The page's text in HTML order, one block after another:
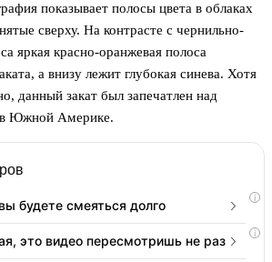
показывает полосы цвета в облаках
сверху. На контрасте с чернильно-
яркая красно-оранжевая полоса
а внизу лежит глубокая синева. Хотя
данный закат был запечатлен над
в Южной Америке.
i
будете смеяться долго
i
это видео пересмотришь не раз